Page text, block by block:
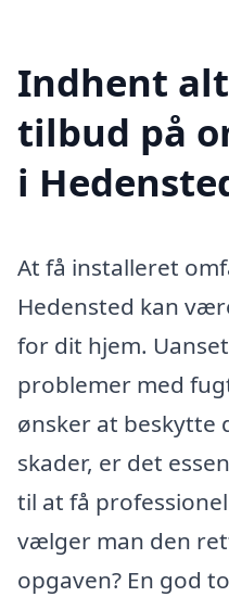
Indhent
tilbud på
i
At få installeret
Hedensted kan
for dit hjem.
problemer med
ønsker at beskytte
skader, er det
til at få
vælger man den
opgaven? En god